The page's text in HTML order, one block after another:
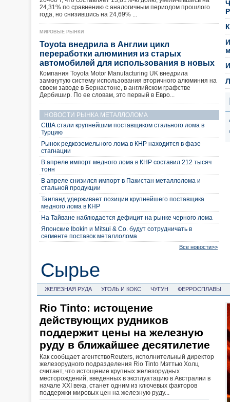
24,31% по сравнению с аналогичным периодом прошлого
года, но снизившись на 24,69% ...
МИРОВЫЕ РЫНКИ
Toyota внедрила в Англии цикл
переработки алюминия из старых
автомобилей для использования в новых
Компания Toyota Motor Manufacturing UK внедрила
замкнутую систему использования вторичного алюминия на
своем заводе в Бернастоне, в английском графстве
Дербишир. По ее словам, это первый в Евро...
НОВОСТИ РЫНКА МЕТАЛЛОЛОМА
США стали крупнейшим поставщиком стального лома в
Турцию
Рынок редкоземельного лома в КНР находится в фазе
стагнации
В апреле импорт медного лома в КНР составил 212 тысяч
тонн
В апреле снизился импорт в Пакистан металлолома и
стальной продукции
Таиланд удерживает позиции крупнейшего поставщика
медного лома в КНР
На Тайване наблюдается дефицит на рынке черного лома
Японские Ibokin и Mitsui & Co. будут сотрудничать в
сегменте поставок металлолома
Все новости>>
Сырье
ЖЕЛЕЗНАЯ РУДА УГОЛЬ И КОКС ЧУГУН ФЕРРОСПЛАВЫ
Rio Tinto: истощение
действующих рудников
поддержит цены на железную
руду в ближайшее десятилетие
Как сообщает агентствоReuters, исполнительный директор
железорудного подразделения Rio Tinto Мэттью Холц
считает, что истощение крупных железорудных
месторождений, введенных в эксплуатацию в Австралии в
начале XXI века, станет одним из ключевых факторов
поддержки мировых цен на железную руду...